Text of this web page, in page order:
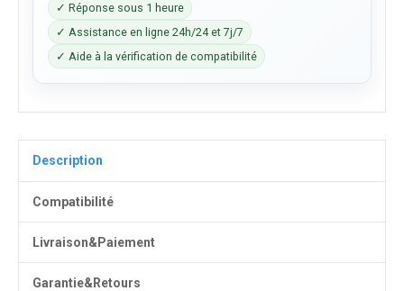
✓ Réponse sous 1 heure
✓ Assistance en ligne 24h/24 et 7j/7
✓ Aide à la vérification de compatibilité
Description
Compatibilité
Livraison&Paiement
Garantie&Retours